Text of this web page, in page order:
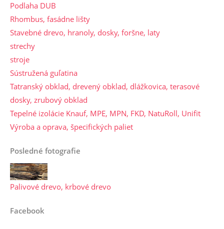
Podlaha DUB
Rhombus, fasádne lišty
Stavebné drevo, hranoly, dosky, foršne, laty
strechy
stroje
Sústružená guľatina
Tatranský obklad, drevený obklad, dlážkovica, terasové
dosky, zrubový obklad
Tepelné izolácie Knauf, MPE, MPN, FKD, NatuRoll, Unifit
Výroba a oprava, špecifických paliet
Posledné fotografie
Palivové drevo, krbové drevo
Facebook